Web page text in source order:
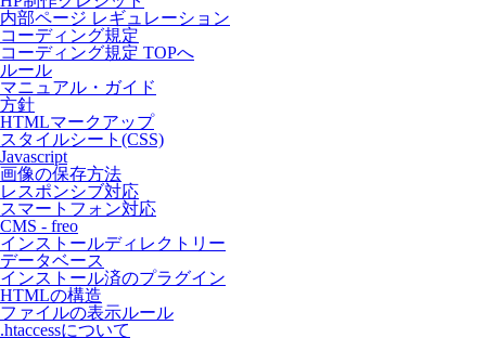
内部ページ レギュレーション
コーディング規定
コーディング規定 TOPへ
ルール
マニュアル・ガイド
方針
HTMLマークアップ
スタイルシート(CSS)
Javascript
画像の保存方法
レスポンシブ対応
スマートフォン対応
CMS - freo
インストールディレクトリー
データベース
インストール済のプラグイン
HTMLの構造
ファイルの表示ルール
.htaccessについて